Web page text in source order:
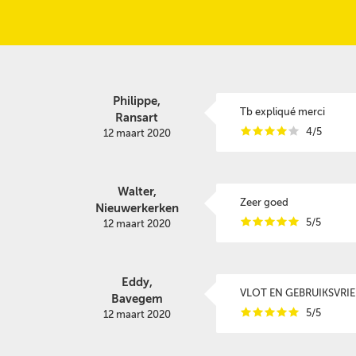
Philippe,
Ransart
12 maart 2020
Tb expliqué merci
iiiii 4/5
Walter,
Nieuwerkerken
12 maart 2020
Zeer goed
iiiii 5/5
Eddy,
Bavegem
12 maart 2020
VLOT EN
iiiii 5/5